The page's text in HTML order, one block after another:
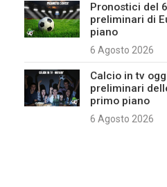
Pronostici del
preliminari di
piano
6 Agosto 2026
Calcio in tv
preliminari
primo piano
6 Agosto 2026